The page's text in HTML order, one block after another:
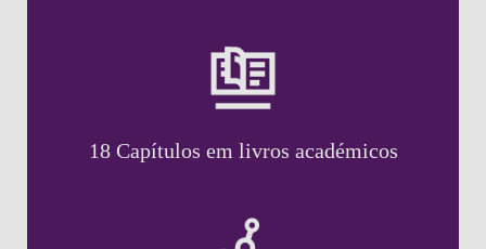
18 Capítulos em livros académicos